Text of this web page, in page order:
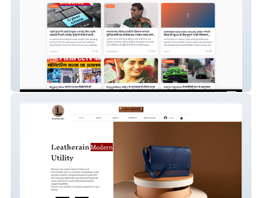
IndiaOne Samachar